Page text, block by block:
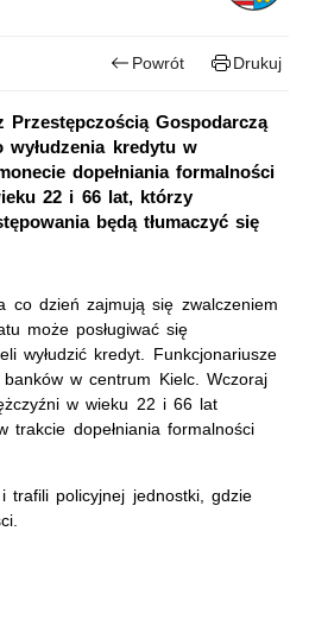
Powrót Drukuj
Gospodarczą
kredytu w
dopełniania formalności
22 i 66 lat, którzy
będą tłumaczyć się
co dzień zajmują się zwalczeniem
może posługiwać się
wyłudzić kredyt. Funkcjonariusze
w centrum Kielc. Wczoraj
w wieku 22 i 66 lat
dopełniania formalności
trafili policyjnej jednostki, gdzie